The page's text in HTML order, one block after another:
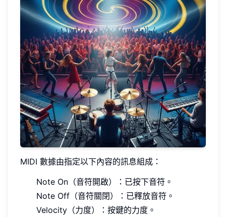
MIDI 數據由指定以下內容的訊息組成：
Note On（音符開啟）：已按下音符。
Note Off（音符關閉）：已釋放音符。
Velocity（力度）：按鍵的力度。